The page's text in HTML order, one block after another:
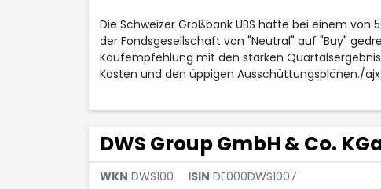
Die Schweizer Großbank UBS hatte bei einem von
der Fondsgesellschaft von "Neutral" auf "Buy"
Kaufempfehlung mit den starken
Kosten und den üppigen Ausschüttungsplänen./
DWS Group GmbH & Co.
WKN DWS100 ISIN DE000DWS1007